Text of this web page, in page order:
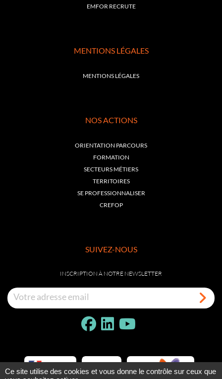
EMFOR RECRUTE
MENTIONS LÉGALES
MENTIONS LÉGALES
NOS ACTIONS
ORIENTATION PARCOURS
FORMATION
SECTEURS MÉTIERS
TERRITOIRES
SE PROFESSIONNALISER
CREFOP
SUIVEZ-NOUS
INSCRIPTION À NOTRE NEWSLETTER
Ce site utilise des cookies et vous donne le contrôle sur ceux que